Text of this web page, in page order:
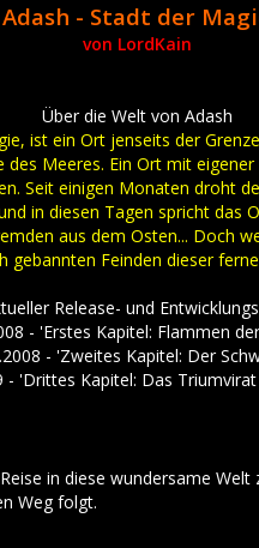
Adash - Stadt der
von LordKain
Über die Welt von Adash
ist ein Ort jenseits der
Meeres. Ein Ort mit
Seit einigen Monaten droht
in diesen Tagen spricht das
aus dem Osten... Doch
gebannten Feinden dieser
Release- und
- 'Erstes Kapitel: Flammen
- 'Zweites Kapitel: Der
- 'Drittes Kapitel: Das
in diese wundersame
Weg folgt.